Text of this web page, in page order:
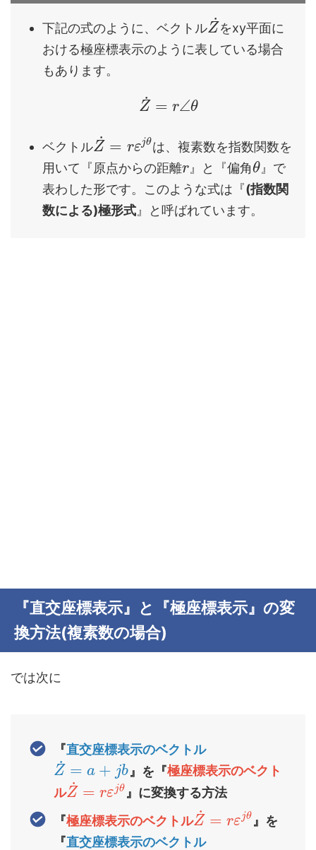
下記の式のように、ベクトルZ
˙をxy平面に
おける極座標表示のように表している場合
もあります。
Z
˙ = r∠θ
ベクトルZ
˙ = rεjθは、複素数を指数関数を
用いて『原点からの距離r 』と『偏角θ 』で
表わした形です。このような式は『(指数関
数による)極形式 』と呼ばれています。
『直交座標表示』と『極座標表示』の変
換方法(複素数の場合)
では次に
『直交座標表示のベクトル
Z
˙ = a + jb 』を『極座標表示のベクト
ルZ
˙ = rεjθ 』に変換する方法
『極座標表示のベクトルZ
˙ = rεjθ 』を
『直交座標表示のベクトル